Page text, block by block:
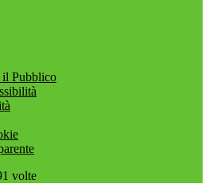
Pubblico
volte